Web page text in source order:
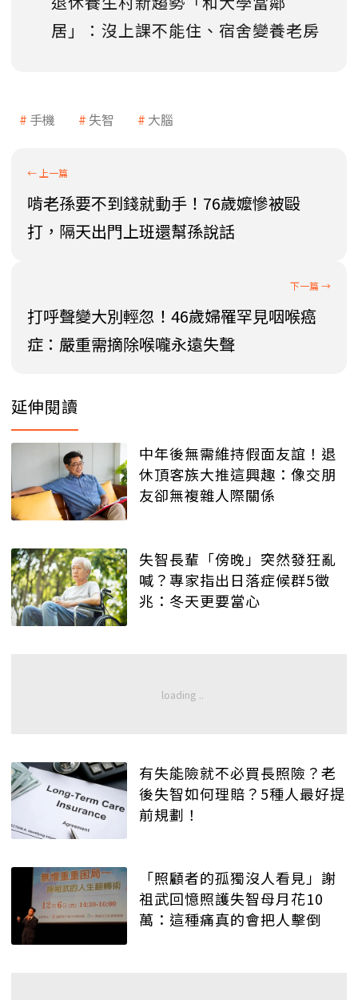
居」：沒上課不能住、宿舍變養老房
手機 失智 大腦
啃老孫要不到錢就動手！76歲嬤慘被毆
打，隔天出門上班還幫孫說話
打呼聲變大別輕忽！46歲婦罹罕見咽喉癌
症：嚴重需摘除喉嚨永遠失聲
延伸閱讀
中年後無需維持假面友誼！退
休頂客族大推這興趣：像交朋
友卻無複雜人際關係
失智長輩「傍晚」突然發狂亂
喊？專家指出日落症候群5徵
兆：冬天更要當心
有失能險就不必買長照險？老
後失智如何理賠？5種人最好提
前規劃！
「照顧者的孤獨沒人看見」謝
祖武回憶照護失智母月花10
萬：這種痛真的會把人擊倒